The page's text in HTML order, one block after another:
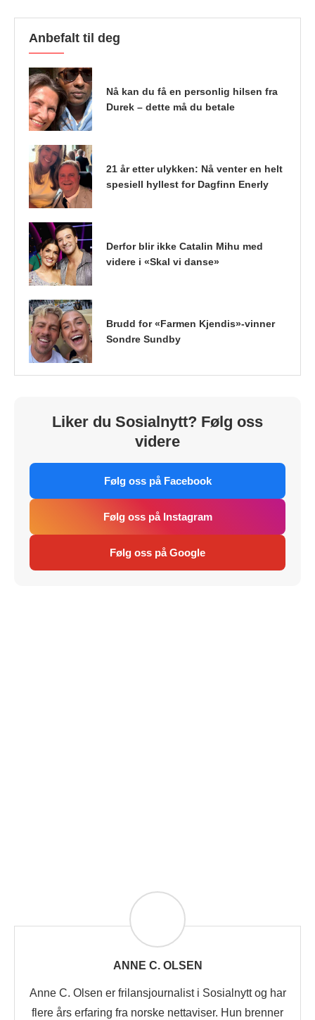
Anbefalt til deg
Nå kan du få en personlig hilsen fra
Durek – dette må du betale
21 år etter ulykken: Nå venter en helt
spesiell hyllest for Dagfinn Enerly
Derfor blir ikke Catalin Mihu med
videre i «Skal vi danse»
Brudd for «Farmen Kjendis»-vinner
Sondre Sundby
Liker du Sosialnytt? Følg oss
videre
Følg oss på Facebook
Følg oss på Instagram
Følg oss på Google
ANNE C. OLSEN
Anne C. Olsen er frilansjournalist i Sosialnytt og har
flere års erfaring fra norske nettaviser. Hun brenner